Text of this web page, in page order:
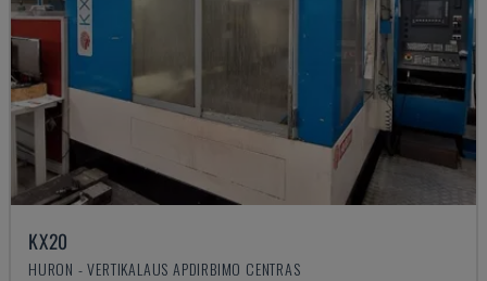
KX20
HURON - VERTIKALAUS APDIRBIMO CENTRAS